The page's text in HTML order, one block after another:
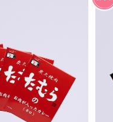
口6食セット